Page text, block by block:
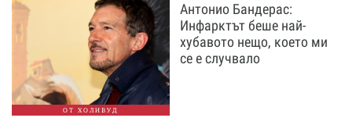
ОТ ХОЛИВУД
Антонио Бандерас:
Инфарктът беше най-
хубавото нещо, което ми
се е случвало